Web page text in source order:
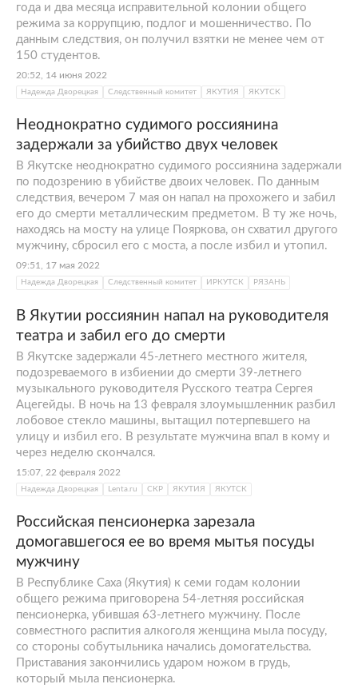
года и два месяца исправительной колонии общего
режима за коррупцию, подлог и мошенничество. По
данным следствия, он получил взятки не менее чем от
150 студентов.
20:52, 14 июня 2022
Надежда Дворецкая Следственный комитет ЯКУТИЯ ЯКУТСК
Неоднократно судимого россиянина
задержали за убийство двух человек
В Якутске неоднократно судимого россиянина задержали
по подозрению в убийстве двоих человек. По данным
следствия, вечером 7 мая он напал на прохожего и забил
его до смерти металлическим предметом. В ту же ночь,
находясь на мосту на улице Пояркова, он схватил другого
мужчину, сбросил его с моста, а после избил и утопил.
09:51, 17 мая 2022
Надежда Дворецкая Следственный комитет ИРКУТСК РЯЗАНЬ
В Якутии россиянин напал на руководителя
театра и забил его до смерти
В Якутске задержали 45-летнего местного жителя,
подозреваемого в избиении до смерти 39-летнего
музыкального руководителя Русского театра Сергея
Ацегейды. В ночь на 13 февраля злоумышленник разбил
лобовое стекло машины, вытащил потерпевшего на
улицу и избил его. В результате мужчина впал в кому и
через неделю скончался.
15:07, 22 февраля 2022
Надежда Дворецкая Lenta.ru СКР ЯКУТИЯ ЯКУТСК
Российская пенсионерка зарезала
домогавшегося ее во время мытья посуды
мужчину
В Республике Саха (Якутия) к семи годам колонии
общего режима приговорена 54-летняя российская
пенсионерка, убившая 63-летнего мужчину. После
совместного распития алкоголя женщина мыла посуду,
со стороны собутыльника начались домогательства.
Приставания закончились ударом ножом в грудь,
который мыла пенсионерка.